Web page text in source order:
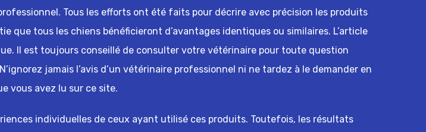
Tous les efforts ont été faits pour décrire avec précision les produits
que tous les chiens bénéficieront d’avantages identiques ou similaires. L’article
Il est toujours conseillé de consulter votre vétérinaire pour toute question
jamais l’avis d’un vétérinaire professionnel ni ne tardez à le demander en
vous avez lu sur ce site.
individuelles de ceux ayant utilisé ces produits. Toutefois, les résultats